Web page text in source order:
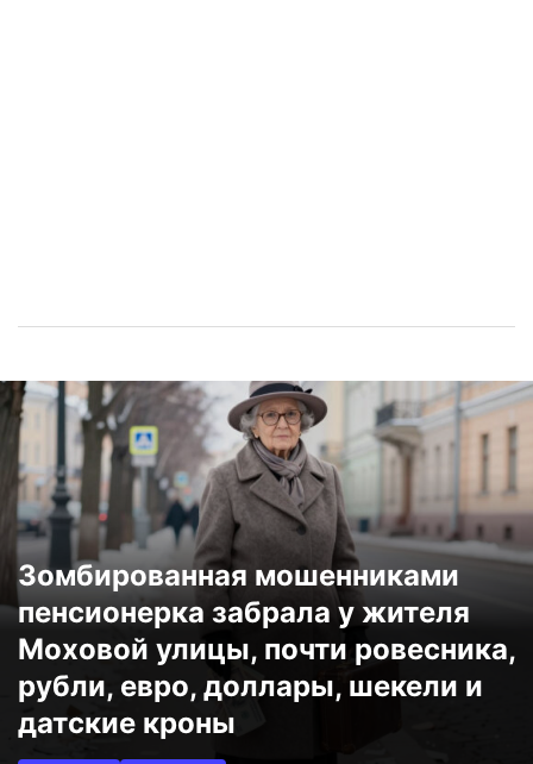
Зомбированная мошенниками
пенсионерка забрала у жителя
Моховой улицы, почти ровесника,
рубли, евро, доллары, шекели и
датские кроны